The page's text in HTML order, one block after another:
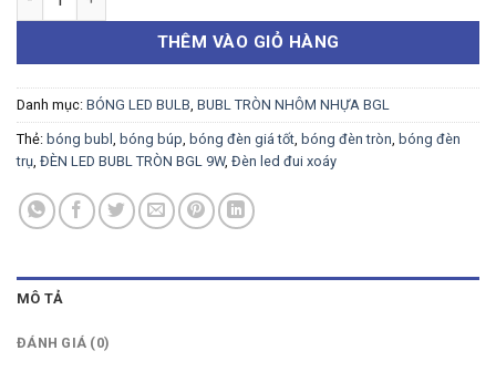
THÊM VÀO GIỎ HÀNG
Danh mục: BÓNG LED BULB, BUBL TRÒN NHÔM NHỰA BGL
Thẻ: bóng bubl , bóng búp, bóng đèn giá tốt, bóng đèn tròn, bóng đèn
trụ, ĐÈN LED BUBL TRÒN BGL 9W, Đèn led đui xoáy
MÔ TẢ
ĐÁNH GIÁ (0)